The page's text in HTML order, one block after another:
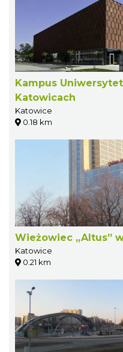
Kampus
Katowicach
Katowice
0.18 km
Wieżowiec „Altus”
Katowice
0.21 km